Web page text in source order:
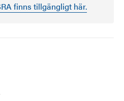
finns tillgängligt här.